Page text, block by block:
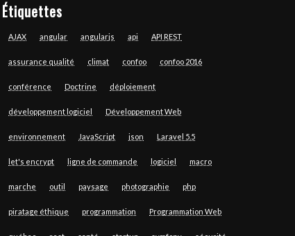
Étiquettes
AJAX angular angularjs api API REST
assurance qualité climat confoo confoo 2016
conférence Doctrine déploiement
développement logiciel Développement Web
environnement JavaScript json Laravel 5.5
let's encrypt ligne de commande logiciel macro
marche outil paysage photographie php
piratage éthique programmation Programmation Web